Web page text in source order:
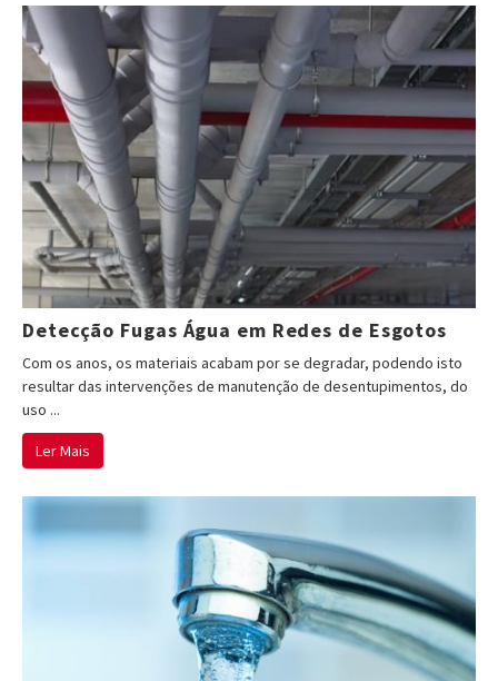
Detecção Fugas Água em Redes de Esgotos
Com os anos, os materiais acabam por se degradar, podendo isto
resultar das intervenções de manutenção de desentupimentos, do
uso ...
Ler Mais